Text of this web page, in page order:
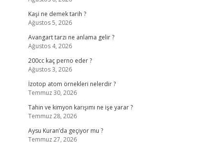
Kaşi ne demek tarih ?
Ağustos 5, 2026
Avangart tarzı ne anlama gelir ?
Ağustos 4, 2026
200cc kaç perno eder ?
Ağustos 3, 2026
İzotop atom örnekleri nelerdir ?
Temmuz 30, 2026
Tahin ve kimyon karışımı ne işe yarar ?
Temmuz 28, 2026
Aysu Kuran’da geçiyor mu ?
Temmuz 27, 2026